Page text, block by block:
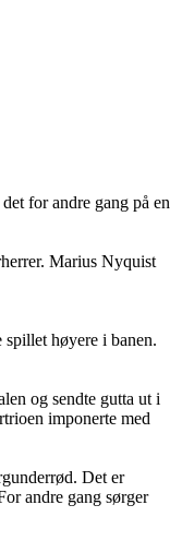
for andre gang på en
Marius Nyquist
høyere i banen.
og sendte gutta ut i
imponerte med
Det er
andre gang sørger